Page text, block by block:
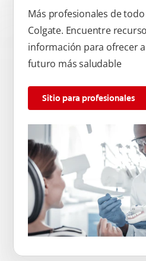
Más profesionales de
Colgate. Encuentre
información para ofrecer
futuro más saludable
Sitio para profesionales